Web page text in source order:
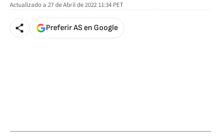
Actualizado a 27 de Abril de 2022 11:34 PET
Preferir AS en Google